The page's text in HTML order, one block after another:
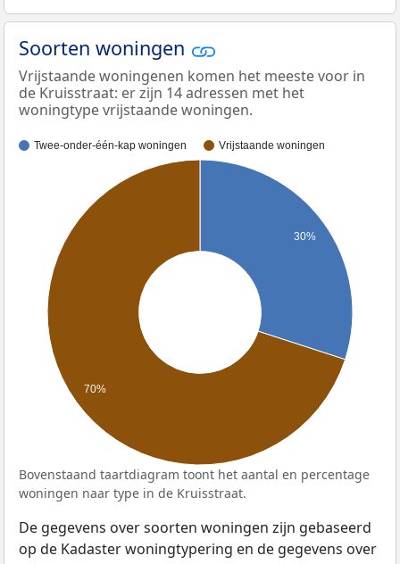
Soorten woningen
Vrijstaande woningenen komen het meeste voor in
de Kruisstraat: er zijn 14 adressen met het
woningtype vrijstaande woningen.
Twee-onder-één-kap woningen Vrijstaande woningen
30%
70%
Bovenstaand taartdiagram toont het aantal en percentage
woningen naar type in de Kruisstraat.
De gegevens over soorten woningen zijn gebaseerd
op de Kadaster woningtypering en de gegevens over